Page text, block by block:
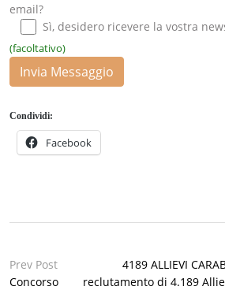
email?
Sì, desidero ricevere la vostra
(facoltativo)
Invia Messaggio
Condividi:
Facebook
Prev Post
Concorso
4189 ALLIEVI
reclutamento di 4.189